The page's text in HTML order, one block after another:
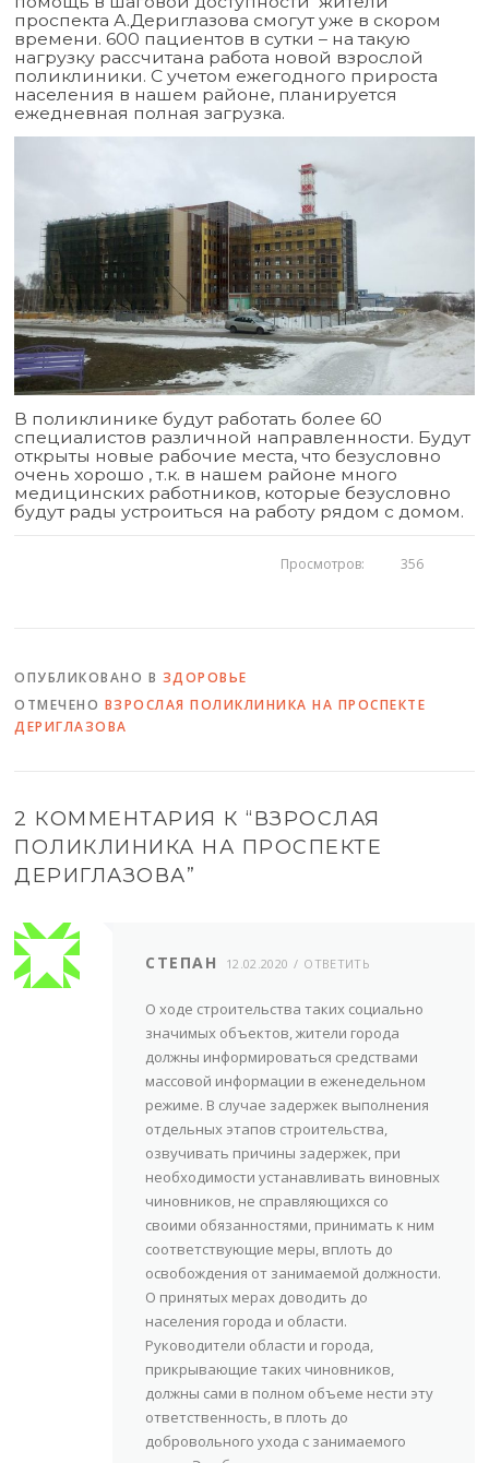
проспекта А.Дериглазова смогут уже в скором
времени. 600 пациентов в сутки – на такую
нагрузку рассчитана работа новой взрослой
поликлиники. С учетом ежегодного прироста
населения в нашем районе, планируется
ежедневная полная загрузка.
В поликлинике будут работать более 60
специалистов различной направленности. Будут
открыты новые рабочие места, что безусловно
очень хорошо , т.к. в нашем районе много
медицинских работников, которые безусловно
будут рады устроиться на работу рядом с домом.
Просмотров: 356
ОПУБЛИКОВАНО В ЗДОРОВЬЕ
ОТМЕЧЕНО ВЗРОСЛАЯ ПОЛИКЛИНИКА НА ПРОСПЕКТЕ
ДЕРИГЛАЗОВА
2 КОММЕНТАРИЯ К “ВЗРОСЛАЯ
ПОЛИКЛИНИКА НА ПРОСПЕКТЕ
ДЕРИГЛАЗОВА”
СТЕПАН 12.02.2020 ОТВЕТИТЬ
О ходе строительства таких социально
значимых объектов, жители города
должны информироваться средствами
массовой информации в еженедельном
режиме. В случае задержек выполнения
отдельных этапов строительства,
озвучивать причины задержек, при
необходимости устанавливать виновных
чиновников, не справляющихся со
своими обязанностями, принимать к ним
соответствующие меры, вплоть до
освобождения от занимаемой должности.
О принятых мерах доводить до
населения города и области.
Руководители области и города,
прикрывающие таких чиновников,
должны сами в полном объеме нести эту
ответственность, в плоть до
добровольного ухода с занимаемого